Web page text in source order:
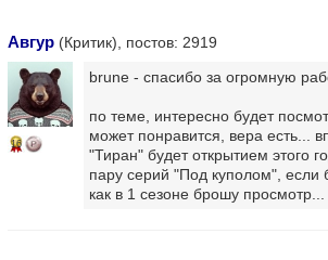
Авгур (Критик), постов: 2919
16
brune - спасибо за огромную
по теме, интересно будет
может понравится, вера есть...
"Тиран" будет открытием этого
пару серий "Под куполом", если
как в 1 сезоне брошу просмотр...